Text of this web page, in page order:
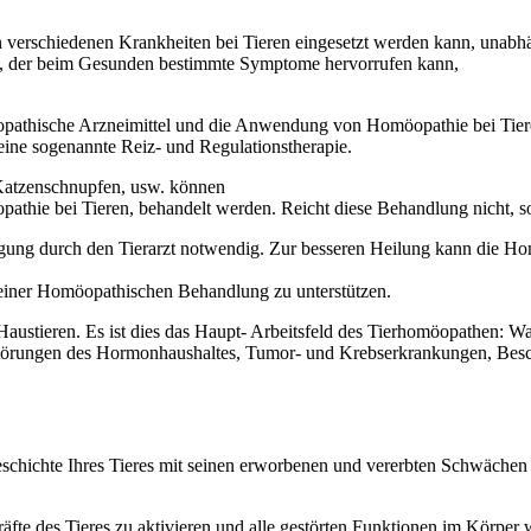
Krankheiten bei Tieren eingesetzt werden kann,
beim Gesunden bestimmte Symptome hervorrufen kann,
Arzneimittel und die Anwendung von Homöopathie bei
sogenannte Reiz- und Regulationstherapie.
usw. können
bei Tieren, behandelt werden. Reicht diese Behandlung nicht,
durch den Tierarzt notwendig. Zur besseren Heilung kann die
Homöopathischen Behandlung zu unterstützen.
Es ist dies das Haupt- Arbeitsfeld des Tierhomöopathen:
des Hormonhaushaltes, Tumor- und Krebserkrankungen,
Ihres Tieres mit seinen erworbenen und vererbten
des Tieres zu aktivieren und alle gestörten Funktionen im